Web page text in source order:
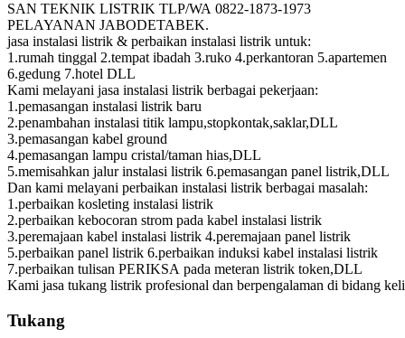
SAN TEKNIK LISTRIK TLP/WA 0822-1873-1973
PELAYANAN JABODETABEK.
jasa instalasi listrik & perbaikan instalasi listrik untuk:
1.rumah tinggal 2.tempat ibadah 3.ruko 4.perkantoran 5.apartemen
6.gedung 7.hotel DLL
Kami melayani jasa instalasi listrik berbagai pekerjaan:
1.pemasangan instalasi listrik baru
2.penambahan instalasi titik lampu,stopkontak,saklar,DLL
3.pemasangan kabel ground
4.pemasangan lampu cristal/taman hias,DLL
5.memisahkan jalur instalasi listrik 6.pemasangan panel listrik,DLL
Dan kami melayani perbaikan instalasi listrik berbagai masalah:
1.perbaikan kosleting instalasi listrik
2.perbaikan kebocoran strom pada kabel instalasi listrik
3.peremajaan kabel instalasi listrik 4.peremajaan panel listrik
5.perbaikan panel listrik 6.perbaikan induksi kabel instalasi listrik
7.perbaikan tulisan PERIKSA pada meteran listrik token,DLL
Kami jasa tukang listrik profesional dan berpengalaman di bidang
Tukang